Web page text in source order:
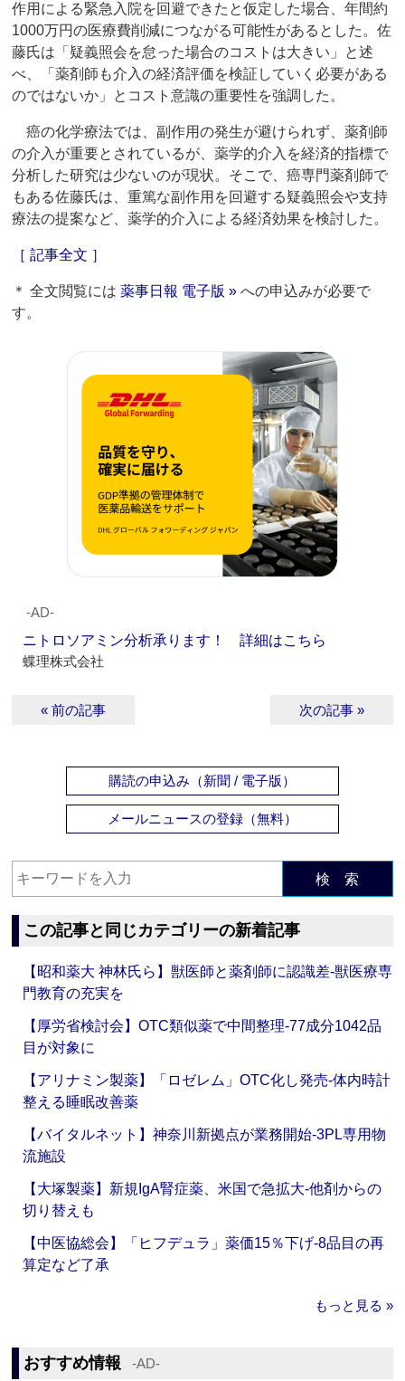
作用による緊急入院を回避できたと仮定した場合、年間約
1000万円の医療費削減につながる可能性があるとした。佐
藤氏は「疑義照会を怠った場合のコストは大きい」と述
べ、「薬剤師も介入の経済評価を検証していく必要がある
のではないか」とコスト意識の重要性を強調した。
癌の化学療法では、副作用の発生が避けられず、薬剤師
の介入が重要とされているが、薬学的介入を経済的指標で
分析した研究は少ないのが現状。そこで、癌専門薬剤師で
もある佐藤氏は、重篤な副作用を回避する疑義照会や支持
療法の提案など、薬学的介入による経済効果を検討した。
［ 記事全文 ］
＊ 全文閲覧には薬事日報 電子版 » への申込みが必要で
す。
‐AD‐
ニトロソアミン分析承ります！ 詳細はこちら
蝶理株式会社
« 前の記事 次の記事 »
購読の申込み（新聞 / 電子版）
メールニュースの登録（無料）
検 索
この記事と同じカテゴリーの新着記事
【昭和薬大 神林氏ら】獣医師と薬剤師に認識差‐獣医療専
門教育の充実を
【厚労省検討会】OTC類似薬で中間整理‐77成分1042品
目が対象に
【アリナミン製薬】「ロゼレム」OTC化し発売‐体内時計
整える睡眠改善薬
【バイタルネット】神奈川新拠点が業務開始‐3PL専用物
流施設
【大塚製薬】新規IgA腎症薬、米国で急拡大‐他剤からの
切り替えも
【中医協総会】「ヒフデュラ」薬価15％下げ‐8品目の再
算定など了承
もっと見る »
おすすめ情報 ‐AD‐